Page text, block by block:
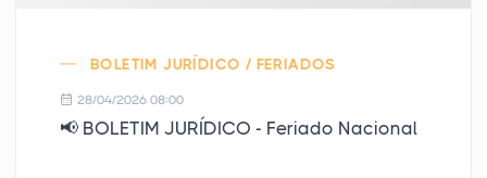
BOLETIM JURÍDICO / FERIADOS
28/04/2026 08:00
📢 BOLETIM JURÍDICO - Feriado Nacional